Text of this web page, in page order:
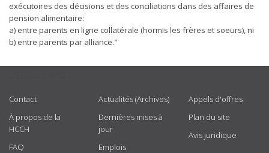
exécutoires des décisions et des conciliations dans des affaires de
pension alimentaire:
a) entre parents en ligne collatérale (hormis les frères et soeurs), ni
b) entre parents par alliance."
Contact
À propos de la
HCCH
FAQ
Actualités (Archives)
Dernières mises à
jour
Emplois
Appels d'offres
Plan du site
Avis juridique